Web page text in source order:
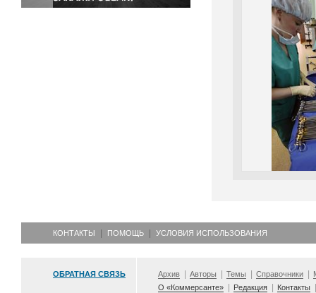
КОНТАКТЫ ПОМОЩЬ УСЛОВИЯ ИСПОЛЬЗОВАНИЯ
ОБРАТНАЯ СВЯЗЬ Архив Авторы Темы Справочники
О «Коммерсанте»
Редакция Контакты